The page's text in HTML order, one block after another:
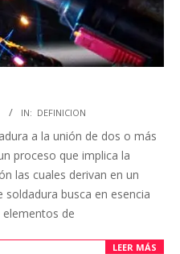
IN: DEFINICION
a la unión de dos o más
proceso que implica la
las cuales derivan en un
busca en esencia
de
LEER MÁS